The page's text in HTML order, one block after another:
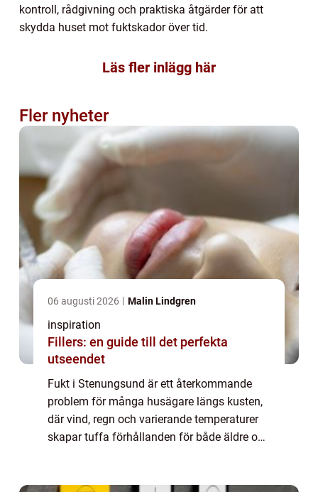
kontroll, rådgivning och praktiska åtgärder för att
skydda huset mot fuktskador över tid.
Läs fler inlägg här
Fler nyheter
06 augusti 2026 Malin Lindgren
inspiration
Fillers: en guide till det perfekta
utseendet
Fukt i Stenungsund är ett återkommande
problem för många husägare längs kusten,
där vind, regn och varierande temperaturer
skapar tuffa förhållanden för både äldre och